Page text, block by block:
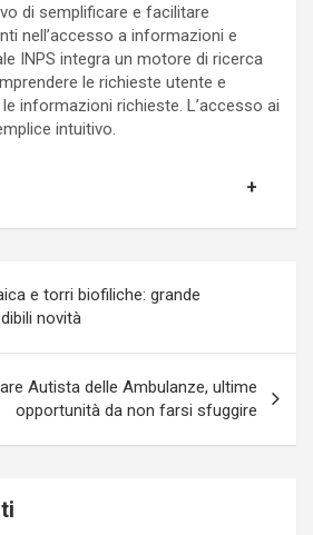
di semplificare e facilitare
nell’accesso a informazioni e
INPS integra un motore di ricerca
le richieste utente e
informazioni richieste. L’accesso ai
intuitivo.
e torri biofiliche: grande
novità
Autista delle Ambulanze, ultime
opportunità da non farsi sfuggire